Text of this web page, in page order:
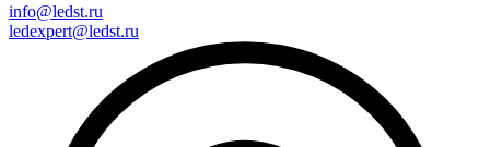
info@ledst.ru
ledexpert@ledst.ru